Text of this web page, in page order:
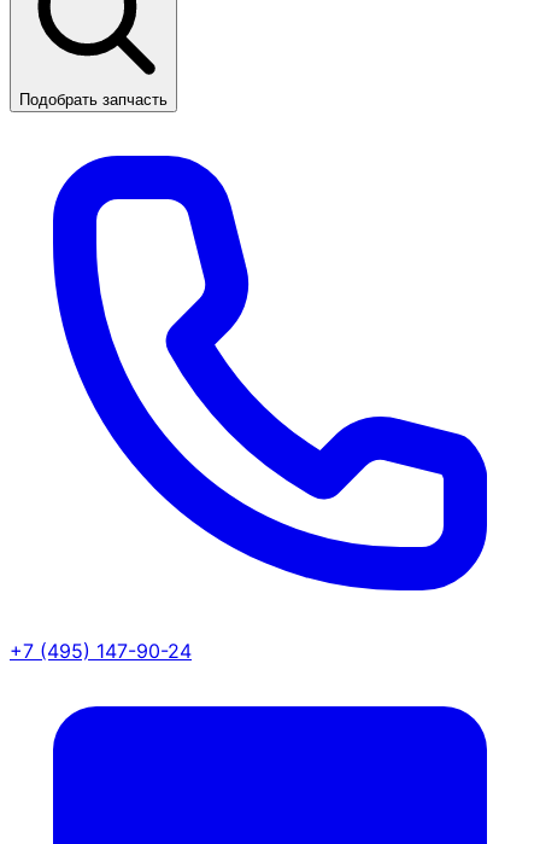
Подобрать запчасть
+7 (495) 147-90-24